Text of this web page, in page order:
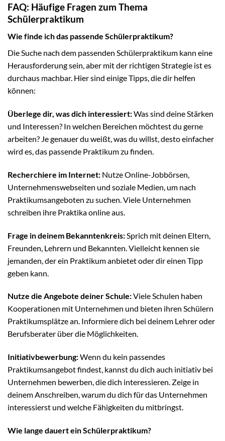
FAQ: Häufige Fragen zum Thema
Schülerpraktikum
Wie finde ich das passende Schülerpraktikum?
Die Suche nach dem passenden Schülerpraktikum kann eine
Herausforderung sein, aber mit der richtigen Strategie ist es
durchaus machbar. Hier sind einige Tipps, die dir helfen
können:
Überlege dir, was dich interessiert:Was sind deine Stärken
und Interessen? In welchen Bereichen möchtest du gerne
arbeiten? Je genauer du weißt, was du willst, desto einfacher
wird es, das passende Praktikum zu finden.
Recherchiere im Internet: Nutze Online-Jobbörsen,
Unternehmenswebseiten und soziale Medien, um nach
Praktikumsangeboten zu suchen. Viele Unternehmen
schreiben ihre Praktika online aus.
Frage in deinem Bekanntenkreis: Sprich mit deinen Eltern,
Freunden, Lehrern und Bekannten. Vielleicht kennen sie
jemanden, der ein Praktikum anbietet oder dir einen Tipp
geben kann.
Nutze die Angebote deiner Schule:Viele Schulen haben
Kooperationen mit Unternehmen und bieten ihren Schülern
Praktikumsplätze an. Informiere dich bei deinem Lehrer oder
Berufsberater über die Möglichkeiten.
Initiativbewerbung:Wenn du kein passendes
Praktikumsangebot findest, kannst du dich auch initiativ bei
Unternehmen bewerben, die dich interessieren. Zeige in
deinem Anschreiben, warum du dich für das Unternehmen
interessierst und welche Fähigkeiten du mitbringst.
Wie lange dauert ein Schülerpraktikum?